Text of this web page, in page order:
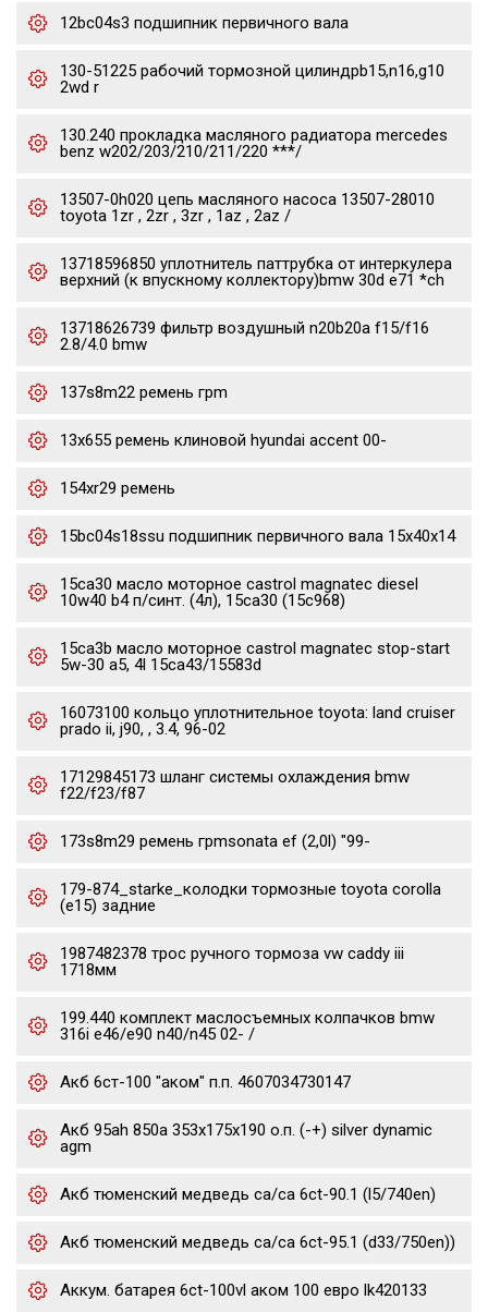
12bc04s3 подшипник первичного вала
130-51225 рабочий тормозной цилиндрb15,n16,g10
2wd r
130.240 прокладка масляного радиатора mercedes
benz w202/203/210/211/220 ***/
13507-0h020 цепь масляного насоса 13507-28010
toyota 1zr , 2zr , 3zr , 1az , 2az /
13718596850 уплотнитель паттрубка от интеркулера
верхний (к впускному коллектору)bmw 30d e71 *ch
13718626739 фильтр воздушный n20b20a f15/f16
2.8/4.0 bmw
137s8m22 ремень грm
13x655 ремень клиновой hyundai accent 00-
154xr29 ремень
15bc04s18ssu подшипник первичного вала 15x40x14
15ca30 масло моторное castrol magnatec diesel
10w40 b4 п/синт. (4л), 15ca30 (15c968)
15ca3b масло моторное castrol magnatec stop-start
5w-30 a5, 4l 15ca43/15583d
16073100 кольцо уплотнительное toyota: land cruiser
prado ii, j90, , 3.4, 96-02
17129845173 шланг системы охлаждения bmw
f22/f23/f87
173s8m29 ремень грmsonata ef (2,0l) "99-
179-874_starke_колодки тормозные toyota corolla
(e15) задние
1987482378 трос ручного тормоза vw caddy iii
1718мм
199.440 комплект маслосъемных колпачков bmw
316i e46/e90 n40/n45 02- /
Акб 6ст-100 "аком" п.п. 4607034730147
Акб 95ah 850a 353x175x190 о.п. (-+) silver dynamic
agm
Акб тюменский медведь ca/ca 6ct-90.1 (l5/740en)
Акб тюменский медведь ca/ca 6ct-95.1 (d33/750en))
Аккум. батарея 6ct-100vl аком 100 евро lk420133